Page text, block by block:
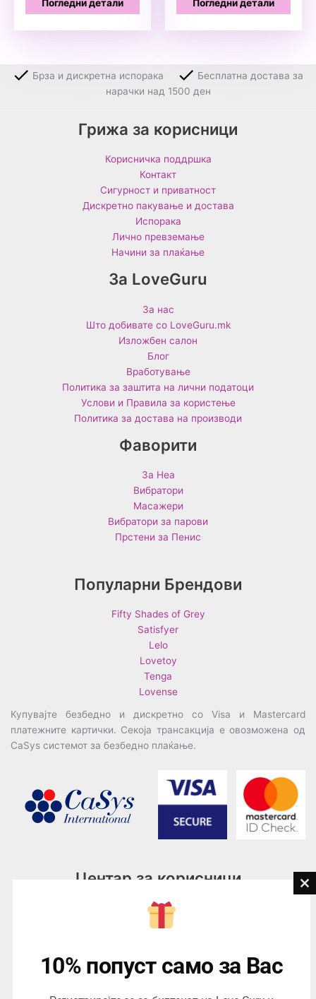
Погледни детали Погледни детали
Брза и дискретна испорака
Бесплатна достава за
нарачки над 1500 ден
Грижа за корисници
Корисничка поддршка
Контакт
Сигурност и приватност
Дискретно пакување и достава
Испорака
Лично превземање
Начини за плаќање
За LoveGuru
За нас
Што добивате со LoveGuru.mk
Изложбен салон
Блог
Вработување
Политика за заштита на лични податоци
Услови и Правила за користење
Политика за достава на производи
Фаворити
За Неа
Вибратори
Масажери
Вибратори за парови
Прстени за Пенис
Популарни Брендови
Fifty Shades of Grey
Satisfyer
Lelo
Lovetoy
Tenga
Lovense
Купувајте безбедно и дискретно со Visa и Mastercard
платежните картички. Секоја трансакција е овозможена од
CaSys системот за безбедно плаќање.
Центар за корисници
076945497; 076945498
contact@loveguru.mk
Саб – Нед: 10-18
10% попуст само за Вас